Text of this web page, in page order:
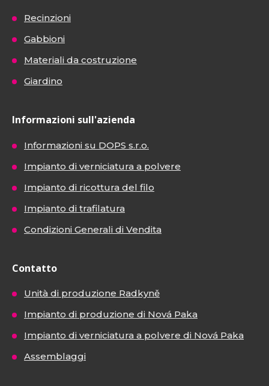
Recinzioni
Gabbioni
Materiali da costruzione
Giardino
Informazioni sull'azienda
Informazioni su DOPS s.r.o.
Impianto di verniciatura a polvere
Impianto di ricottura del filo
Impianto di trafilatura
Condizioni Generali di Vendita
Contatto
Unità di produzione Radkyně
Impianto di produzione di Nová Paka
Impianto di verniciatura a polvere di Nová Paka
Assemblaggi